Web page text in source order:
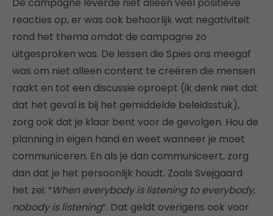
reacties op, er was ook behoorlijk wat negativiteit
rond het thema omdat de campagne zo
uitgesproken was. De lessen die Spies ons meegaf
was om niet alleen content te creëren die mensen
raakt en tot een discussie oproept (ik denk niet dat
dat het geval is bij het gemiddelde beleidsstuk),
zorg ook dat je klaar bent voor de gevolgen. Hou de
planning in eigen hand en weet wanneer je moet
communiceren. En als je dan communiceert, zorg
dan dat je het persoonlijk houdt. Zoals Svejgaard
het zei: “When everybody is listening to everybody,
nobody is listening”. Dat geldt overigens ook voor